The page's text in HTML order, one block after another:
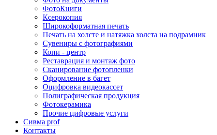
ФотоКниги
Ксерокопия
Широкоформатная печать
Печать на холсте и натяжка холста на подрамник
Сувениры с фотографиями
Копи - центр
Реставрация и монтаж фото
Сканирование фотопленки
Оформление в багет
Оцифровка видеокассет
Полиграфическая продукция
Фотокерамика
Прочие цифровые услуги
Сивма prof
Контакты